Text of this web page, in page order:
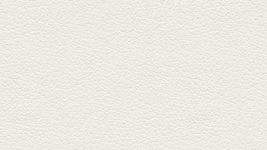
2025年11月7日放送
贅沢馬刺し盛合せ＆極上
馬肉しゃぶしゃぶ
籠町通り『熊本郷土料理 酒ト肴
もなか』で熊本県産の馬肉料理
を！...
2025年10月17日放送
ヒレ焼き＆牛ひれ肉汁カ
レー
武蔵小路で人気の『ヒレ肉じゅ